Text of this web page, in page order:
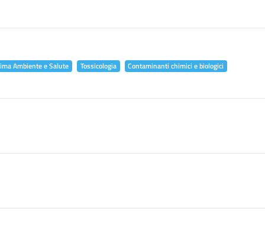
Ambiente e Salute Tossicologia Contaminanti chimici e biologici